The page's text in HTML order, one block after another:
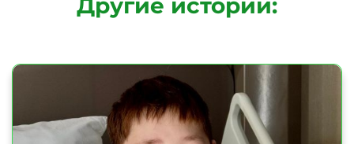
Другие истории: